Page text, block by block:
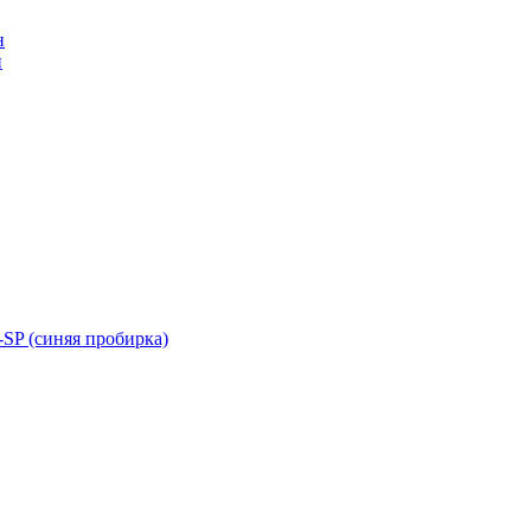
(синяя пробирка)